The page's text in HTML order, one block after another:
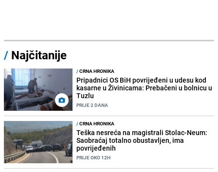
/ Najčitanije
/CRNA HRONIKA
Pripadnici OS BiH povrijeđeni u udesu kod
kasarne u Živinicama: Prebačeni u bolnicu u
Tuzlu
PRIJE 2 DANA
/CRNA HRONIKA
Teška nesreća na magistrali Stolac-Neum:
Saobraćaj totalno obustavljen, ima
povrijeđenih
PRIJE OKO 12H